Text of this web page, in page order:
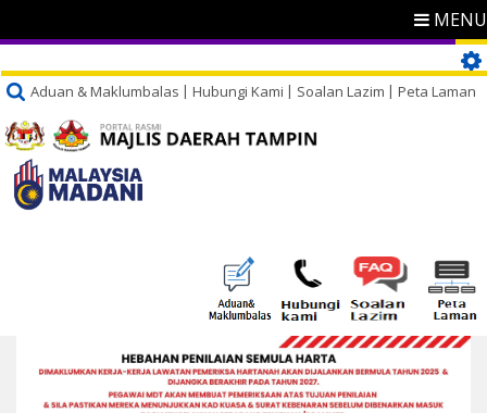
MENU
Aduan & Maklumbalas Hubungi Kami Soalan Lazim Peta Laman